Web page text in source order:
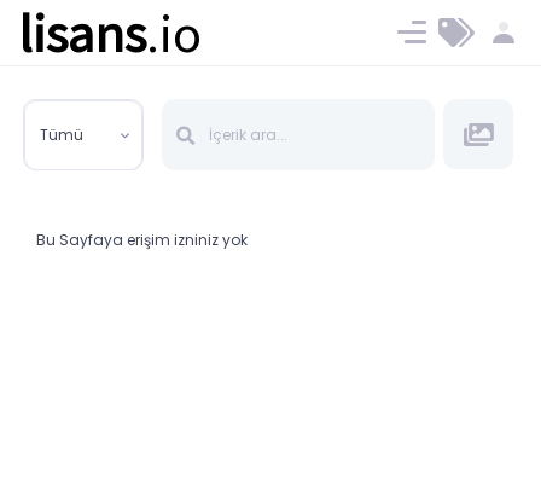
lisans.io Ücret ve Planlar
Tümü
Bu Sayfaya erişim izniniz yok